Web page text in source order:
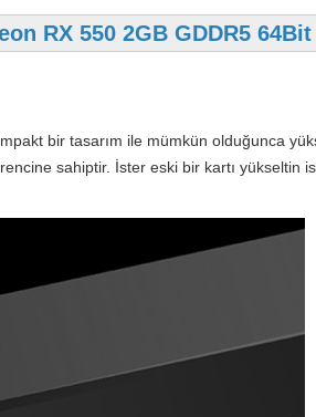
RX 550 2GB GDDR5
bir tasarım ile mümkün olduğunca
sahiptir. İster eski bir kartı yükseltin